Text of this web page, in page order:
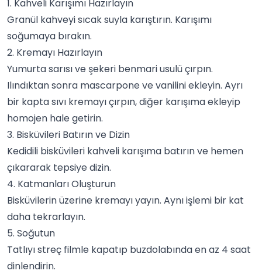
1. Kahveli Karışımı Hazırlayın
Granül kahveyi sıcak suyla karıştırın. Karışımı
soğumaya bırakın.
2. Kremayı Hazırlayın
Yumurta sarısı ve şekeri benmari usulü çırpın.
Ilındıktan sonra mascarpone ve vanilini ekleyin. Ayrı
bir kapta sıvı kremayı çırpın, diğer karışıma ekleyip
homojen hale getirin.
3. Bisküvileri Batırın ve Dizin
Kedidili bisküvileri kahveli karışıma batırın ve hemen
çıkararak tepsiye dizin.
4. Katmanları Oluşturun
Bisküvilerin üzerine kremayı yayın. Aynı işlemi bir kat
daha tekrarlayın.
5. Soğutun
Tatlıyı streç filmle kapatıp buzdolabında en az 4 saat
dinlendirin.